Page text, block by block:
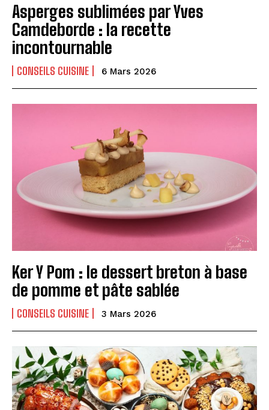
Asperges sublimées par Yves
Camdeborde : la recette
incontournable
CONSEILS CUISINE 6 Mars 2026
Ker Y Pom : le dessert breton à base
de pomme et pâte sablée
CONSEILS CUISINE 3 Mars 2026